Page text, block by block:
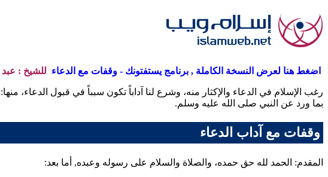
اضغط هنا لعرض النسخة الكاملة , برنامج يستفتونك - وقفات مع الدعاء للشيخ : عبد
رغب الإسلام في الدعاء والإكثار منه، وشرع لنا آداباً تكون سبباً في قبول الدعاء،
بما ورد عن النبي صلى الله عليه وسلم.
وقفات مع آداب الدعاء
المقدم: الحمد لله حق حمده، والصلاة والسلام على رسوله وعبده, أما بعد: